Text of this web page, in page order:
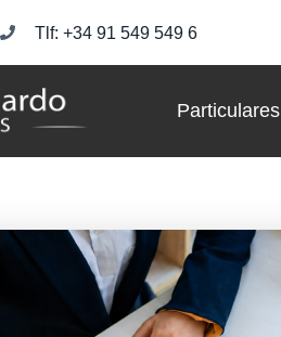
Tlf: +34 91 549 549 6
Particulares